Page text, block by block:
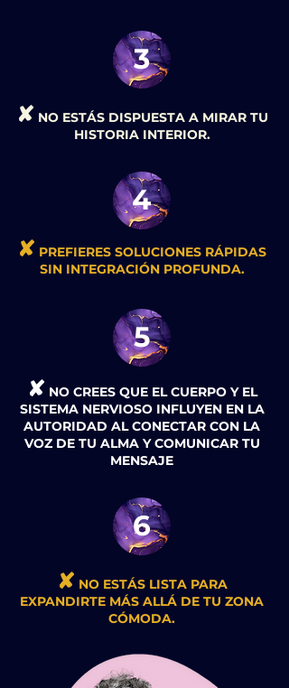
3
✘ NO ESTÁS DISPUESTA A MIRAR TU
HISTORIA INTERIOR.
4
✘ PREFIERES SOLUCIONES RÁPIDAS
SIN INTEGRACIÓN PROFUNDA.
5
✘ NO CREES QUE EL CUERPO Y EL
SISTEMA NERVIOSO INFLUYEN EN LA
AUTORIDAD AL CONECTAR CON LA
VOZ DE TU ALMA Y COMUNICAR TU
MENSAJE
6
✘ NO ESTÁS LISTA PARA
EXPANDIRTE MÁS ALLÁ DE TU ZONA
CÓMODA.